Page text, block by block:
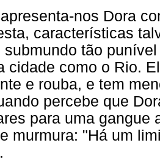
nos Dora
características
submundo tão
cidade como o Rio.
e rouba, e tem
percebe que
para uma gangue
murmura: "Há um